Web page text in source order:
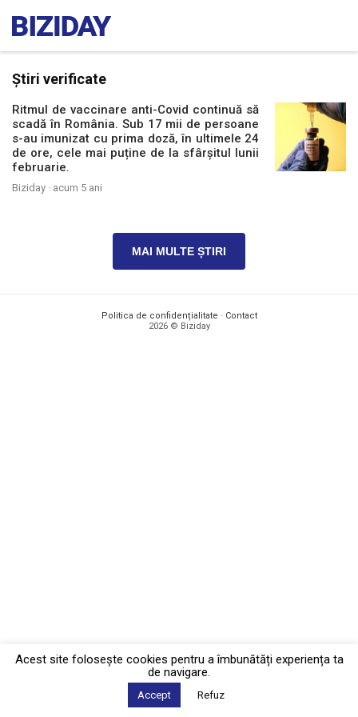
Știri verificate
Ritmul de vaccinare anti-Covid continuă să
scadă în România. Sub 17 mii de persoane
s-au imunizat cu prima doză, în ultimele 24
de ore, cele mai puține de la sfârșitul lunii
februarie.
Biziday · acum 5 ani
MAI MULTE ȘTIRI
Politica de confidențialitate · Contact
2026 © Biziday
Acest site foloseşte cookies pentru a îmbunătăți experiența ta
de navigare.
Accept Refuz